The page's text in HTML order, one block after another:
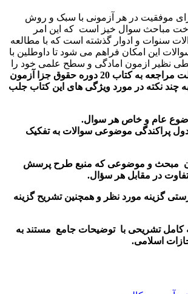
موفقیت در هر آزمونی با سبک و روش
مباحث سوال خیز است که این امر
سنوات و ادوار گذشته است که با مطالعه
این امکان فراهم می شود تا داوطلین با
نظیر ازمون امادگی و سطح علمی خود را
جهت سهولت مراجعه به کتاب 20 دوره حقوق جزا آزمون
چند نکته در مورد ویژگی های این کتاب جلب
عام و خاص هر سوال.
پراکندگی موضوعی سوالات به تفکیک
مبحث و موضوعی که منبع طرح پرسش
در مقابل هر سؤال.
گزینه مورد نظر و همچنین تشریح گزینه
کامل تشریحی با توضیحات جامع مستند به
اسلامی.